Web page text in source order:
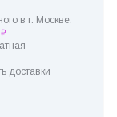
в г. Москве.
доставки